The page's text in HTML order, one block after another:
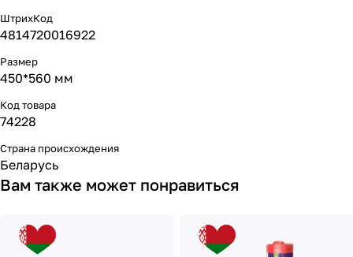
ШтрихКод
4814720016922
Размер
450*560 мм
Код товара
74228
Страна происхождения
Беларусь
Вам также может понравиться